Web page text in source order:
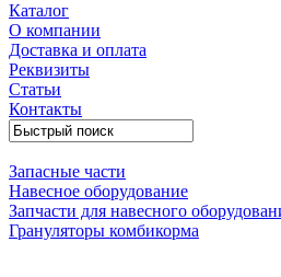
Каталог
О компании
Доставка и оплата
Реквизиты
Статьи
Контакты
Запасные части
Навесное оборудование
Запчасти для навесного
Грануляторы комбикорма